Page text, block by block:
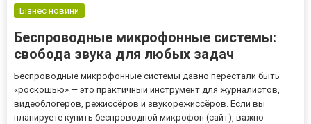
Бізнес новини
Беспроводные микрофонные системы:
свобода звука для любых задач
Беспроводные микрофонные системы давно перестали быть
«роскошью» — это практичный инструмент для журналистов,
видеоблогеров, режиссёров и звукорежиссёров. Если вы
планируете купить беспроводной микрофон (сайт), важно